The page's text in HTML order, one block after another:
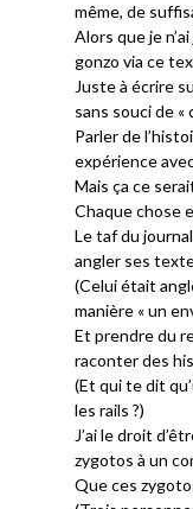
même, de
Alors que je
gonzo via ce
Juste à écrire
sans souci de «
Parler de
expérience
Mais ça ce
Chaque chose
Le taf du
angler ses
(Celui était
manière « un
Et prendre du
raconter des
(Et qui te dit
les rails ?)
J’ai le droit
zygotos à un
Que ces